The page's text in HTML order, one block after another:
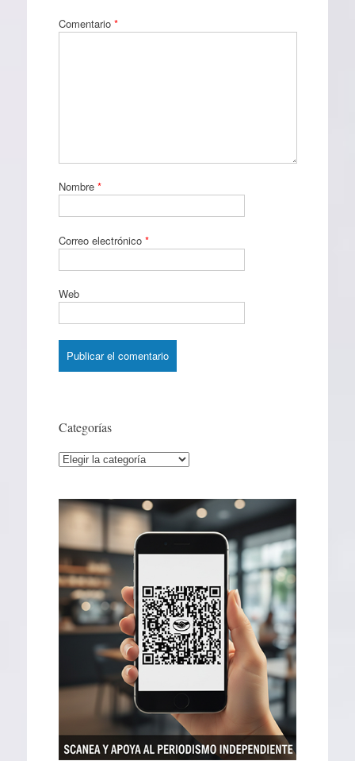
Comentario *
Nombre *
Correo electrónico *
Web
Categorías
Categorías